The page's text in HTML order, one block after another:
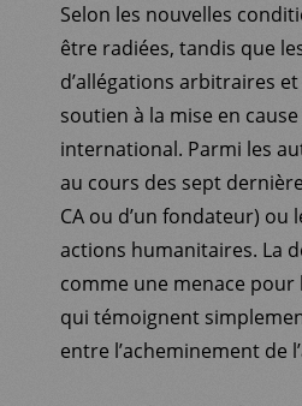
Selon les nouvelles
être radiées, tandis que
d’allégations arbitraires
soutien à la mise en
international. Parmi les
au cours des sept
CA ou d’un fondateur)
actions humanitaires. La
comme une menace pour
qui témoignent
entre l’acheminement de